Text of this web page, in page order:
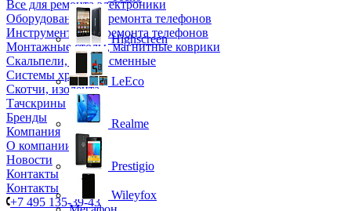
Все для ремонта электроники
Оборудование для ремонта телефонов
Инструменты для ремонта телефонов
Монтажные столы, магнитные коврики
Скальпели, лезвия сменные
Системы хранения
Скотчи, изолента
Тачскрины
Бренды
Компания
О компании
Новости
Контакты
Контакты
+7 495 135-39-43
Highscreen
LeEco
Realme
Prestigio
Wileyfox